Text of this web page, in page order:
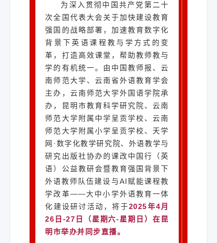
为深入贯彻中国共产党第二十
次全国代表大会关于加快建设教育
强国的战略部署， 加速教育数字化
背景下英语课程教与学方式的变
革，打造高效课堂，帮助教师教与
学的有机统一。 由中国教师报、云
南师范大学、云南省外语教育学会
主办，云南师范大学外国语学院承
办，昆明市教育科学研究院、云南
师范大学附属中学呈贡学校、云南
师范大学附属小学呈贡学校、天学
网·数字化教学研究院、外语教学与
研究出版社协办的课改中国行（英
语）公益教研会暨教育强国背景下
外语教师队伍建设与AI赋能课程教
学改革——大中小学外语教育一体
化建设研讨活动，将于2025年4月
26日-27日
（星期六-星期日）在昆
明市举办并同步直播。